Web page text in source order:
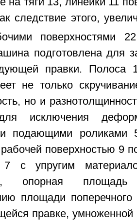
следствие этого,
поверхностями
подготовлена для
правки. Полоса
не только
но и
исключения
подающими
поверхностью 9
7 с упругим
опорная площадь
площади
правке, умноженной